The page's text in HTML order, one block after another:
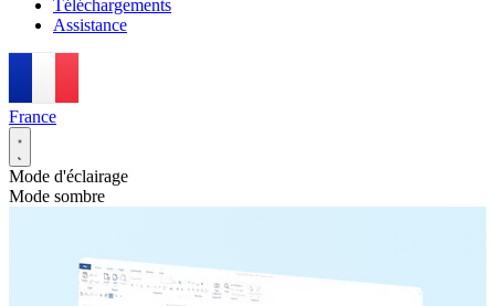
Téléchargements
Assistance
France
Mode d'éclairage
Mode sombre